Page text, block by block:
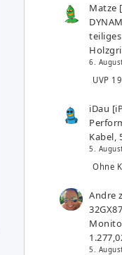
Matze
6.
UVP
iDau
Kabel,
5.
Ohne
Andre
5.